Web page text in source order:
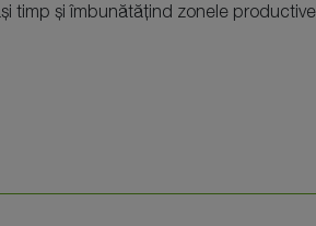
timp și îmbunătățind zonele